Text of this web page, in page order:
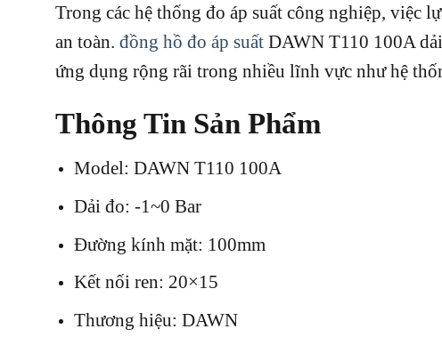
Trong các hệ thống đo áp suất công nghiệp, việc
an toàn. đồng hồ đo áp suất DAWN T110 100A
ứng dụng rộng rãi trong nhiều lĩnh vực như hệ
Thông Tin Sản Phẩm
Model: DAWN T110 100A
Dải đo: -1~0 Bar
Đường kính mặt: 100mm
Kết nối ren: 20×15
Thương hiệu: DAWN